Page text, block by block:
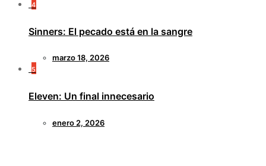
4
Sinners: El pecado está en la sangre
marzo 18, 2026
5
Eleven: Un final innecesario
enero 2, 2026